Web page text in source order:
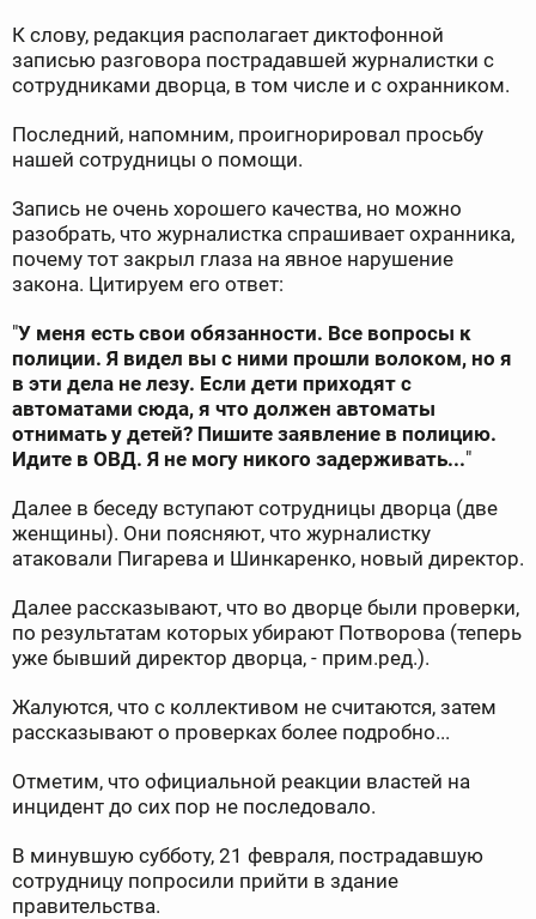
К слову, редакция располагает диктофонной
записью разговора пострадавшей журналистки с
сотрудниками дворца, в том числе и с охранником.
Последний, напомним, проигнорировал просьбу
нашей сотрудницы о помощи.
Запись не очень хорошего качества, но можно
разобрать, что журналистка спрашивает охранника,
почему тот закрыл глаза на явное нарушение
закона. Цитируем его ответ:
"У меня есть свои обязанности. Все вопросы к
полиции. Я видел вы с ними прошли волоком, но я
в эти дела не лезу. Если дети приходят с
автоматами сюда, я что должен автоматы
отнимать у детей? Пишите заявление в полицию.
Идите в ОВД. Я не могу никого задерживать..."
Далее в беседу вступают сотрудницы дворца (две
женщины). Они поясняют, что журналистку
атаковали Пигарева и Шинкаренко, новый директор.
Далее рассказывают, что во дворце были проверки,
по результатам которых убирают Потворова (теперь
уже бывший директор дворца, - прим.ред.).
Жалуются, что с коллективом не считаются, затем
рассказывают о проверках более подробно...
Отметим, что официальной реакции властей на
инцидент до сих пор не последовало.
В минувшую субботу, 21 февраля, пострадавшую
сотрудницу попросили прийти в здание
правительства.